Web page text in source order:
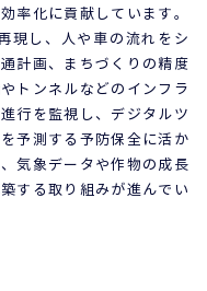
率化に貢献しています。
現し、人や車の流れをシ
計画、まちづくりの精度
トンネルなどのインフラ
行を監視し、デジタルツ
予測する予防保全に活か
気象データや作物の成長
する取り組みが進んでい